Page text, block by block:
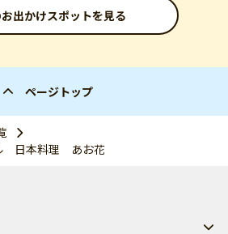
出かけスポットを見る
ページトップ
日本料理 あお花